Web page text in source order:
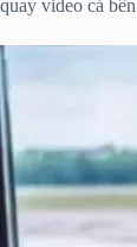
quay video cả